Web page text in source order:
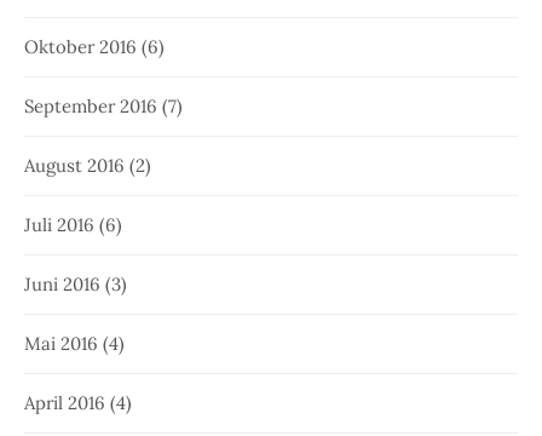
Oktober 2016 (6)
September 2016 (7)
August 2016 (2)
Juli 2016 (6)
Juni 2016 (3)
Mai 2016 (4)
April 2016 (4)